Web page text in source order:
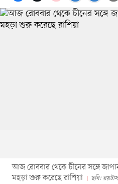
আজ রোববার থেকে চীনের সঙ্গে
মহড়া শুরু করেছে রাশিয়া
ছবি: রয়টার্স